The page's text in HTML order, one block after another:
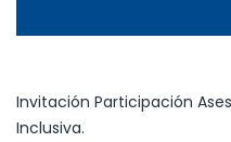
Invitación Participación
Inclusiva.